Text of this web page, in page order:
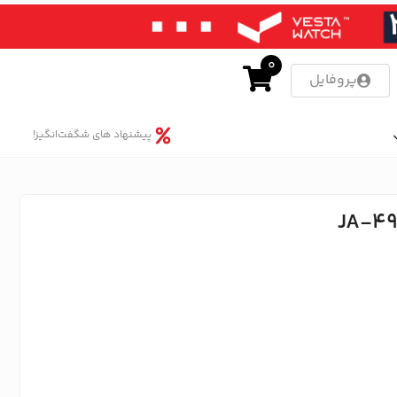
پروفایل
0
پیشنهاد های شگفت‌انگیز!